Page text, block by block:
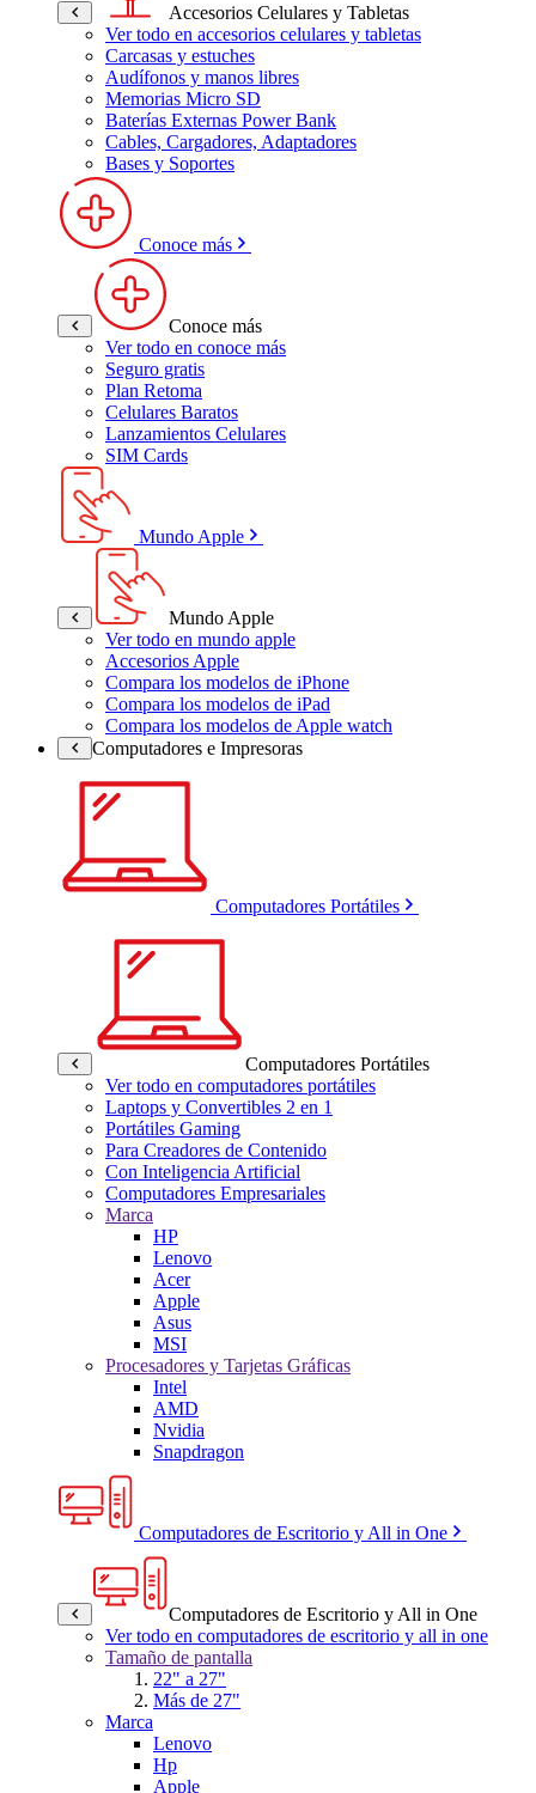
Accesorios Celulares y Tabletas
Ver todo en accesorios celulares y tabletas
Carcasas y estuches
Audífonos y manos libres
Memorias Micro SD
Baterías Externas Power Bank
Cables, Cargadores, Adaptadores
Bases y Soportes
Conoce más
Conoce más
Ver todo en conoce más
Seguro gratis
Plan Retoma
Celulares Baratos
Lanzamientos Celulares
SIM Cards
Mundo Apple
Mundo Apple
Ver todo en mundo apple
Accesorios Apple
Compara los modelos de iPhone
Compara los modelos de iPad
Compara los modelos de Apple watch
Computadores e Impresoras
Computadores Portátiles
Computadores Portátiles
Ver todo en computadores portátiles
Laptops y Convertibles 2 en 1
Portátiles Gaming
Para Creadores de Contenido
Con Inteligencia Artificial
Computadores Empresariales
Marca
HP
Lenovo
Acer
Apple
Asus
MSI
Procesadores y Tarjetas Gráficas
Intel
AMD
Nvidia
Snapdragon
Computadores de Escritorio y All in One
Computadores de Escritorio y All in One
Ver todo en computadores de escritorio y all in one
Tamaño de pantalla
22" a 27"
Más de 27"
Marca
Lenovo
Hp
Apple